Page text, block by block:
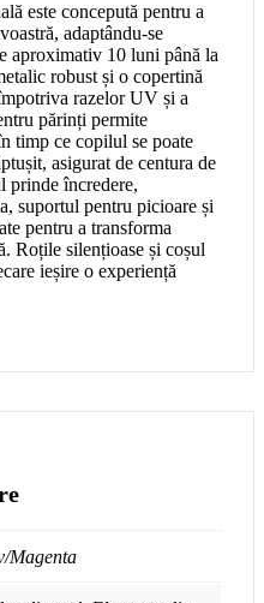
este concepută pentru a
adaptându-se
aproximativ 10 luni până la
robust și o copertină
razelor UV și a
părinți permite
timp ce copilul se poate
asigurat de centura de
prinde încredere,
suportul pentru picioare și
pentru a transforma
Roțile silențioase și coșul
ieșire o experiență
Magenta